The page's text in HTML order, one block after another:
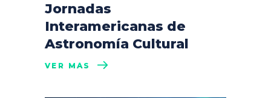
Jornadas
Interamericanas de
Astronomía Cultural
VER MÁS